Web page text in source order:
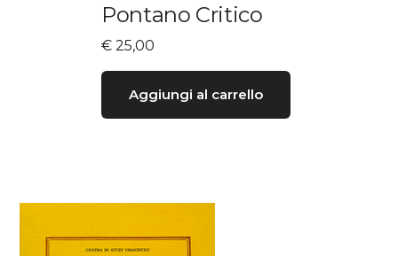
Pontano Critico
€ 25,00
Aggiungi al carrello